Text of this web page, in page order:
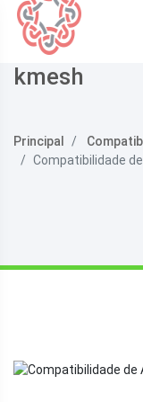
kmesh
Principal
Compatibilidade